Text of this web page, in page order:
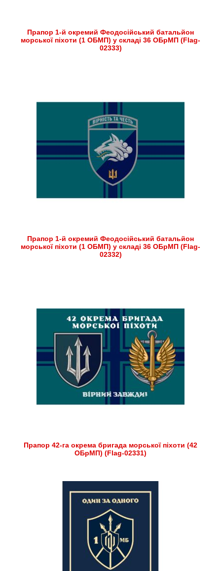
Прапор 1-й окремий Феодосійський батальйон
морської піхоти (1 ОБМП) у складі 36 ОБрМП (Flag-
02333)
Прапор 1-й окремий Феодосійський батальйон
морської піхоти (1 ОБМП) у складі 36 ОБрМП (Flag-
02332)
Прапор 42-га окрема бригада морської піхоти (42
ОБрМП) (Flag-02331)